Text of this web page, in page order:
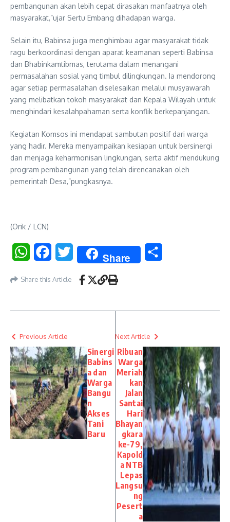
pembangunan akan lebih cepat dirasakan manfaatnya oleh
masyarakat,”ujar Sertu Embang dihadapan warga.
Selain itu, Babinsa juga menghimbau agar masyarakat tidak
ragu berkoordinasi dengan aparat keamanan seperti Babinsa
dan Bhabinkamtibmas, terutama dalam menangani
permasalahan sosial yang timbul dilingkungan. Ia mendorong
agar setiap permasalahan diselesaikan melalui musyawarah
yang melibatkan tokoh masyarakat dan Kepala Wilayah untuk
menghindari kesalahpahaman serta konflik berkepanjangan.
Kegiatan Komsos ini mendapat sambutan positif dari warga
yang hadir. Mereka menyampaikan kesiapan untuk bersinergi
dan menjaga keharmonisan lingkungan, serta aktif mendukung
program pembangunan yang telah direncanakan oleh
pemerintah Desa,”pungkasnya.
(Orik / LCN)
WhatsAppFacebookTwitter Share
Share this Article
Previous Article
Sinergi
Babins
a dan
Warga
Bangu
n
Akses
Tani
Baru
Next Article
Ribuan
Warga
Meriah
kan
Jalan
Santai
Hari
Bhayan
gkara
ke-79,
Kapold
a NTB
Lepas
Langsu
ng
Pesert
a